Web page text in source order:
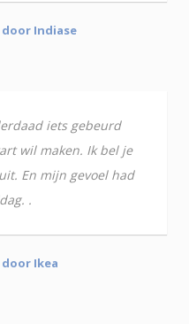
door Indiase
iets gebeurd
wil maken. Ik bel je
En mijn gevoel had
.
door Ikea